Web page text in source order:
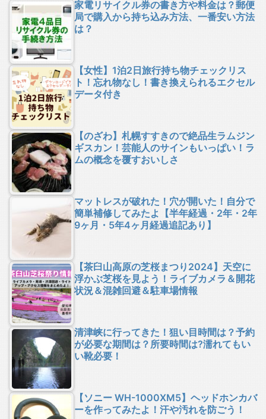
家電リサイクル券の書き方や料金は？郵便
局で購入から持ち込み方法、一番安い方法
は？
【女性】1泊2日旅行持ち物チェックリス
ト！忘れ物なし！書き換えられるエクセル
データ付き
【のざわ】札幌すすきので絶品生ラムジン
ギスカン！芸能人のサインもいっぱい！ラ
ムの概念を覆すおいしさ
マットレスが破れた！穴が開いた！自分で
簡単補修してみたよ【半年経過・2年・2年
9ヶ月・5年4ヶ月経過追記あり】
【茶臼山高原の芝桜まつり2024】天空に
浮かぶ芝桜を見よう！ライブカメラ＆開花
状況＆混雑回避＆駐車場情報
清津峡に行ってきた！狙い目時間は？予約
が必要な期間は？所要時間は?濡れてもい
い靴必要！
【ソニー WH-1000XM5】ヘッドホンカバ
ーを作ってみたよ！汗や汚れを防ごう！